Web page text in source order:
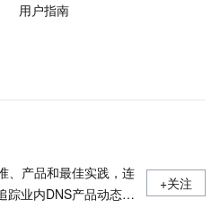
用户指南
、产品和最佳实践，连
踪业内DNS产品动态，
+关注